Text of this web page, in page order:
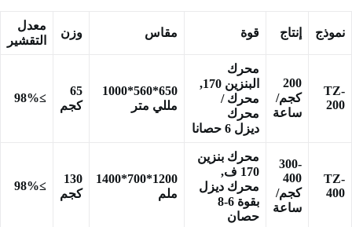
نموذج إنتاج قوة مقاس وزن
معدل
التقشير
TZ-
200
200
كجم/
ساعة
محرك
البنزين 170
,
محرك /
محرك
ديزل 6 حصانا
650*560*1000
مللي متر
65
كجم
≥98%
TZ-
400
300-
400
كجم/
ساعة
محرك بنزين
170 ف
,
محرك ديزل
بقوة 6-8
حصان
1200*700*1400
ملم
130
كجم
≥98%